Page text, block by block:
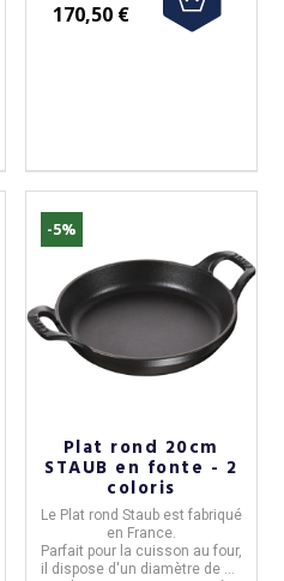
170,50 €
-5%
Plat rond 20cm
STAUB en fonte - 2
coloris
Le Plat rond Staubest fabriqué
en France.
Parfait pour la cuisson au four,
il dispose d'un diamètre de 20